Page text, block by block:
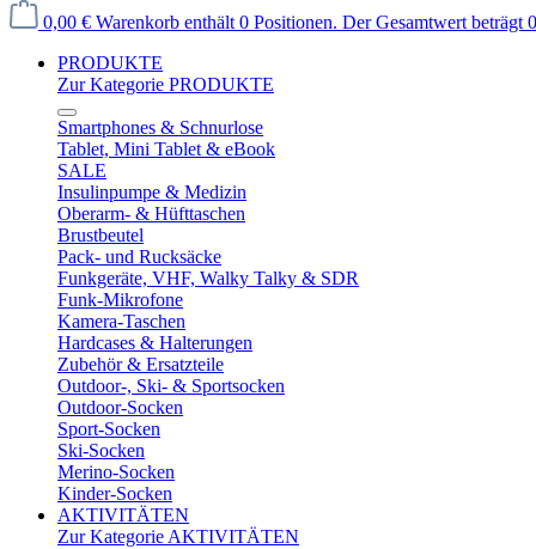
0,00 € Warenkorb enthält 0 Positionen. Der Gesamtwert beträgt
PRODUKTE
Zur Kategorie PRODUKTE
Smartphones & Schnurlose
Tablet, Mini Tablet & eBook
SALE
Insulinpumpe & Medizin
Oberarm- & Hüfttaschen
Brustbeutel
Pack- und Rucksäcke
Funkgeräte, VHF, Walky Talky & SDR
Funk-Mikrofone
Kamera-Taschen
Hardcases & Halterungen
Zubehör & Ersatzteile
Outdoor-, Ski- & Sportsocken
Outdoor-Socken
Sport-Socken
Ski-Socken
Merino-Socken
Kinder-Socken
AKTIVITÄTEN
Zur Kategorie AKTIVITÄTEN